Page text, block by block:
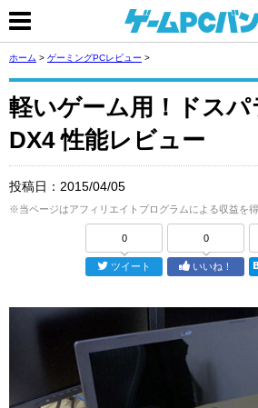
ホーム > ゲーミングPCレビュー >
軽いゲーム用！ドス
DX4 性能レビュー
投稿日： 2015/04/05
※当ページはアフィリエイトプログラムによる収益を得
0
ツイート
0
いいね！